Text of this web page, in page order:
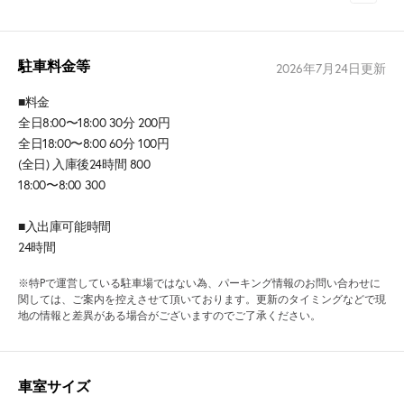
駐車料金等 2026年7月24日更新
■料金
全日8:00〜18:00 30分 200円
全日18:00〜8:00 60分 100円
(全日) 入庫後24時間 800
18:00〜8:00 300
■入出庫可能時間
24時間
※特Pで運営している駐車場ではない為、パーキング情報のお問い合わせに
関しては、ご案内を控えさせて頂いております。更新のタイミングなどで現
地の情報と差異がある場合がございますのでご了承ください。
車室サイズ